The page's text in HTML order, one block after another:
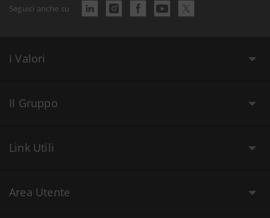
Seguici anche su
I Valori
Il Gruppo
Link Utili
Area Utente